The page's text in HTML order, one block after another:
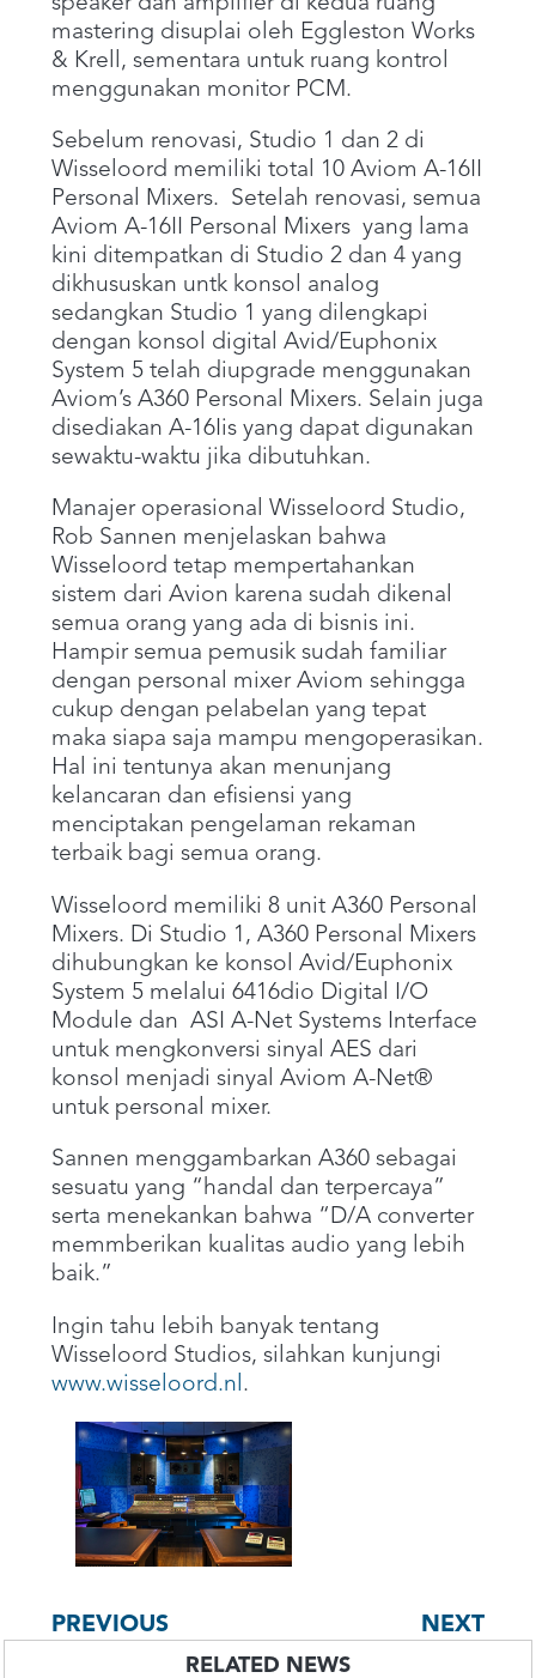
mastering disuplai oleh Eggleston Works
& Krell, sementara untuk ruang kontrol
menggunakan monitor PCM.
Sebelum renovasi, Studio 1 dan 2 di
Wisseloord memiliki total 10 Aviom A-16II
Personal Mixers. Setelah renovasi, semua
Aviom A-16II Personal Mixers yang lama
kini ditempatkan di Studio 2 dan 4 yang
dikhususkan untk konsol analog
sedangkan Studio 1 yang dilengkapi
dengan konsol digital Avid/Euphonix
System 5 telah diupgrade menggunakan
Aviom’s A360 Personal Mixers. Selain juga
disediakan A-16Iis yang dapat digunakan
sewaktu-waktu jika dibutuhkan.
Manajer operasional Wisseloord Studio,
Rob Sannen menjelaskan bahwa
Wisseloord tetap mempertahankan
sistem dari Avion karena sudah dikenal
semua orang yang ada di bisnis ini.
Hampir semua pemusik sudah familiar
dengan personal mixer Aviom sehingga
cukup dengan pelabelan yang tepat
maka siapa saja mampu mengoperasikan.
Hal ini tentunya akan menunjang
kelancaran dan efisiensi yang
menciptakan pengelaman rekaman
terbaik bagi semua orang.
Wisseloord memiliki 8 unit A360 Personal
Mixers. Di Studio 1, A360 Personal Mixers
dihubungkan ke konsol Avid/Euphonix
System 5 melalui 6416dio Digital I/O
Module dan ASI A-Net Systems Interface
untuk mengkonversi sinyal AES dari
konsol menjadi sinyal Aviom A-Net®
untuk personal mixer.
Sannen menggambarkan A360 sebagai
sesuatu yang “handal dan terpercaya”
serta menekankan bahwa “D/A converter
memmberikan kualitas audio yang lebih
baik.”
Ingin tahu lebih banyak tentang
Wisseloord Studios, silahkan kunjungi
www.wisseloord.nl .
PREVIOUS NEXT
RELATED NEWS